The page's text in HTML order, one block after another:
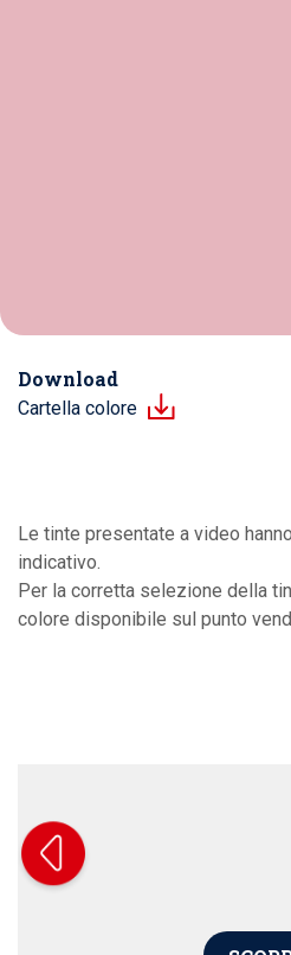
Download
Cartella colore
Le tinte presentate a video
indicativo.
Per la corretta selezione della
colore disponibile sul punto